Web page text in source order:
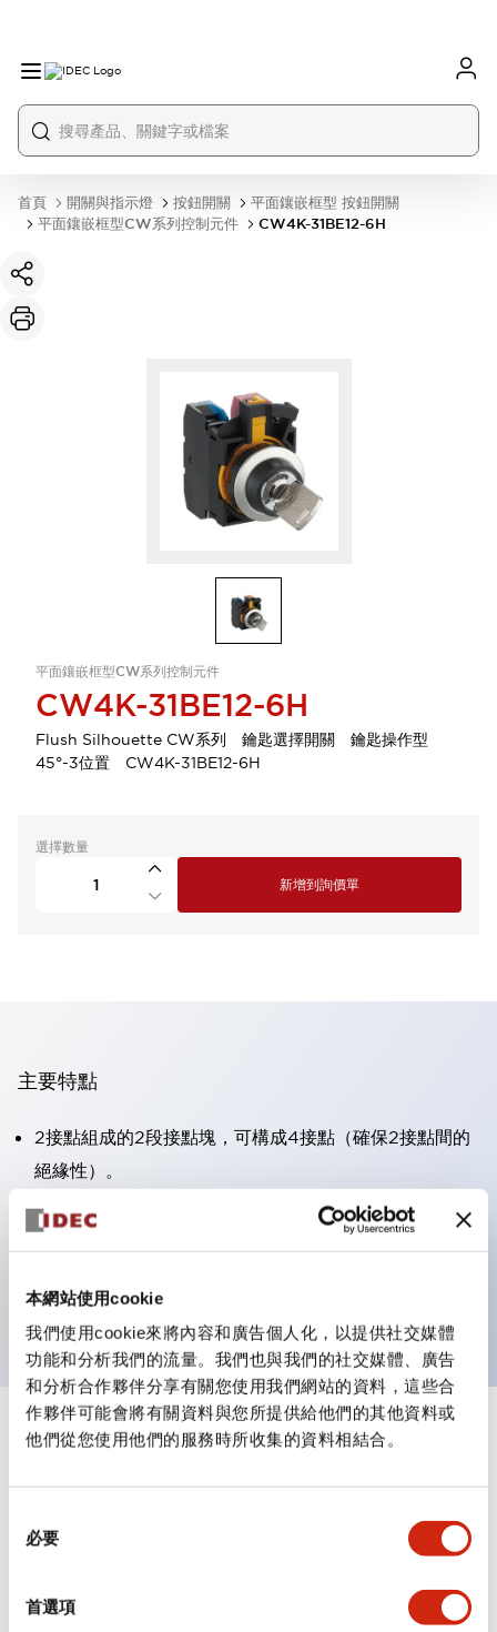
本網站使用cookie
我們使用cookie來將內容和廣告個人化，以提供社交媒體
功能和分析我們的流量。我們也與我們的社交媒體、廣告
和分析合作夥伴分享有關您使用我們網站的資料，這些合
作夥伴可能會將有關資料與您所提供給他們的其他資料或
他們從您使用他們的服務時所收集的資料相結合。
必要
首選項
首頁 開關與指示燈 按鈕開關
平面鑲嵌框型 按鈕開關
平面鑲嵌框型CW系列控制元件
CW4K-31BE12-6H
平面鑲嵌框型CW系列控制元件
CW4K-31BE12-6H
Flush Silhouette CW系列 鑰匙選擇開關 鑰匙操作型
45°-3位置 CW4K-31BE12-6H
選擇數量
新增到詢價單
主要特點
2接點組成的2段接點塊，可構成4接點（確保2接點間的
絕緣性）。
面板深度39.9mm（※11段接點塊）、59.9mm（※22段
接點塊）。可實現省空間設計。
防護結構
規格
審美規範
環境規範
功能規格